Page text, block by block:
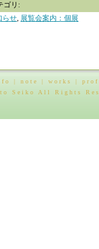
ゴリ :
らせ, 展覧会案内：個展
| note | works |
All Rights